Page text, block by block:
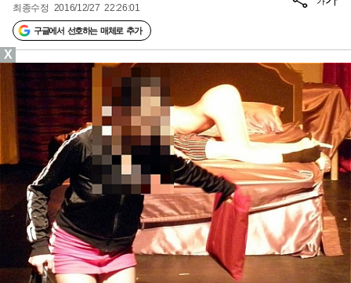
최종수정 2016/12/27 22:26:01
구글에서 선호하는 매체로 추가
X